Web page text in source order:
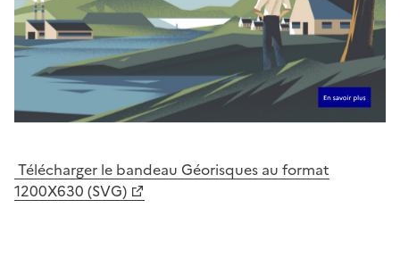
Télécharger le bandeau Géorisques au format
1200X630 (SVG)